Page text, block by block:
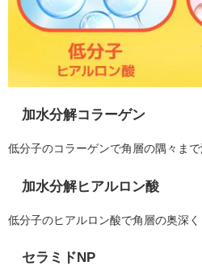
加水分解コラーゲン
低分子のコラーゲンで角層の隅々まで
加水分解ヒアルロン酸
低分子のヒアルロン酸で角層の奥深く
セラミドNP